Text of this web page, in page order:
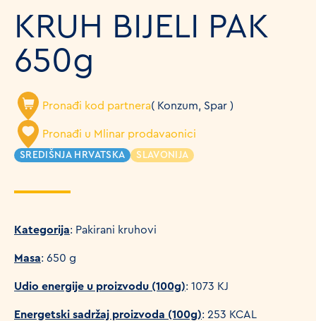
KRUH BIJELI PAK
650g
Pronađi kod partnera( Konzum, Spar )
Pronađi u Mlinar prodavaonici
SREDIŠNJA HRVATSKA SLAVONIJA
Kategorija: Pakirani kruhovi
Masa: 650 g
Udio energije u proizvodu (100g): 1073 KJ
Energetski sadržaj proizvoda (100g): 253 KCAL